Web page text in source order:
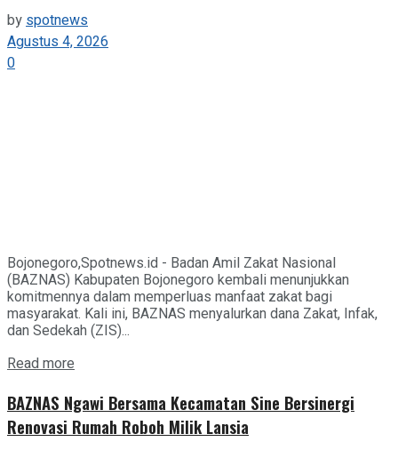
by spotnews
Agustus 4, 2026
0
Bojonegoro,Spotnews.id - Badan Amil Zakat Nasional
(BAZNAS) Kabupaten Bojonegoro kembali menunjukkan
komitmennya dalam memperluas manfaat zakat bagi
masyarakat. Kali ini, BAZNAS menyalurkan dana Zakat, Infak,
dan Sedekah (ZIS)...
Read more
BAZNAS Ngawi Bersama Kecamatan Sine Bersinergi
Renovasi Rumah Roboh Milik Lansia